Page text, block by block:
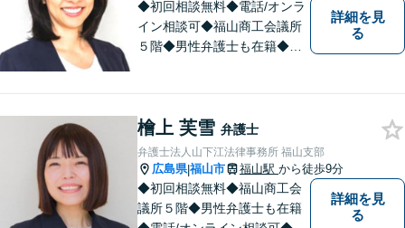
◆初回相談無料◆電話/オンラ
イン相談可◆福山商工会議所
５階◆男性弁護士も在籍◆離
ど。話しにくいことも安心し
てご相談ください。あなたの
気持ちに寄り添い、丁寧にお
応えします。
詳細を見
る
檜上 芙雪 弁護士
弁護士法人山下江法律事務所 福山支部
広島県|福山市 福山駅 から徒歩9分
◆初回相談無料◆福山商工会
議所５階◆男性弁護士も在籍
詳細を見
る